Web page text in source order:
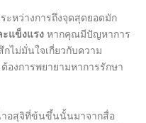
ะหว่างการถึงจุดสุดยอดมัก
แข็งแรง หากคุณมีปัญหาการ
ไม่มั่นใจเกี่ยวกับความ
องการพยายามหาการรักษา
าอสุจิที่ข้นขึ้นนั้นมาจากสื่อ